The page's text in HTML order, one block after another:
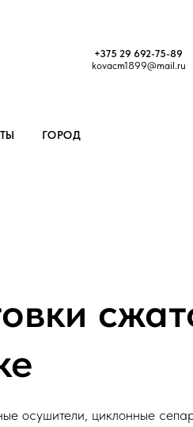
+375 29 692-75-89
kovacm1899@mail.ru
ГОРОД
осушители, циклонные